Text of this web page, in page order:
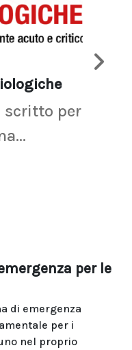
scritto per
per le
di emergenza
per i
nel proprio